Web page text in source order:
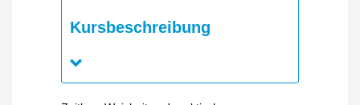
Kursbeschreibung